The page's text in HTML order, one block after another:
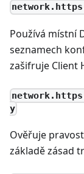
Používá místní
seznamech
zašifruje Client
y
Ověřuje
základě zásad